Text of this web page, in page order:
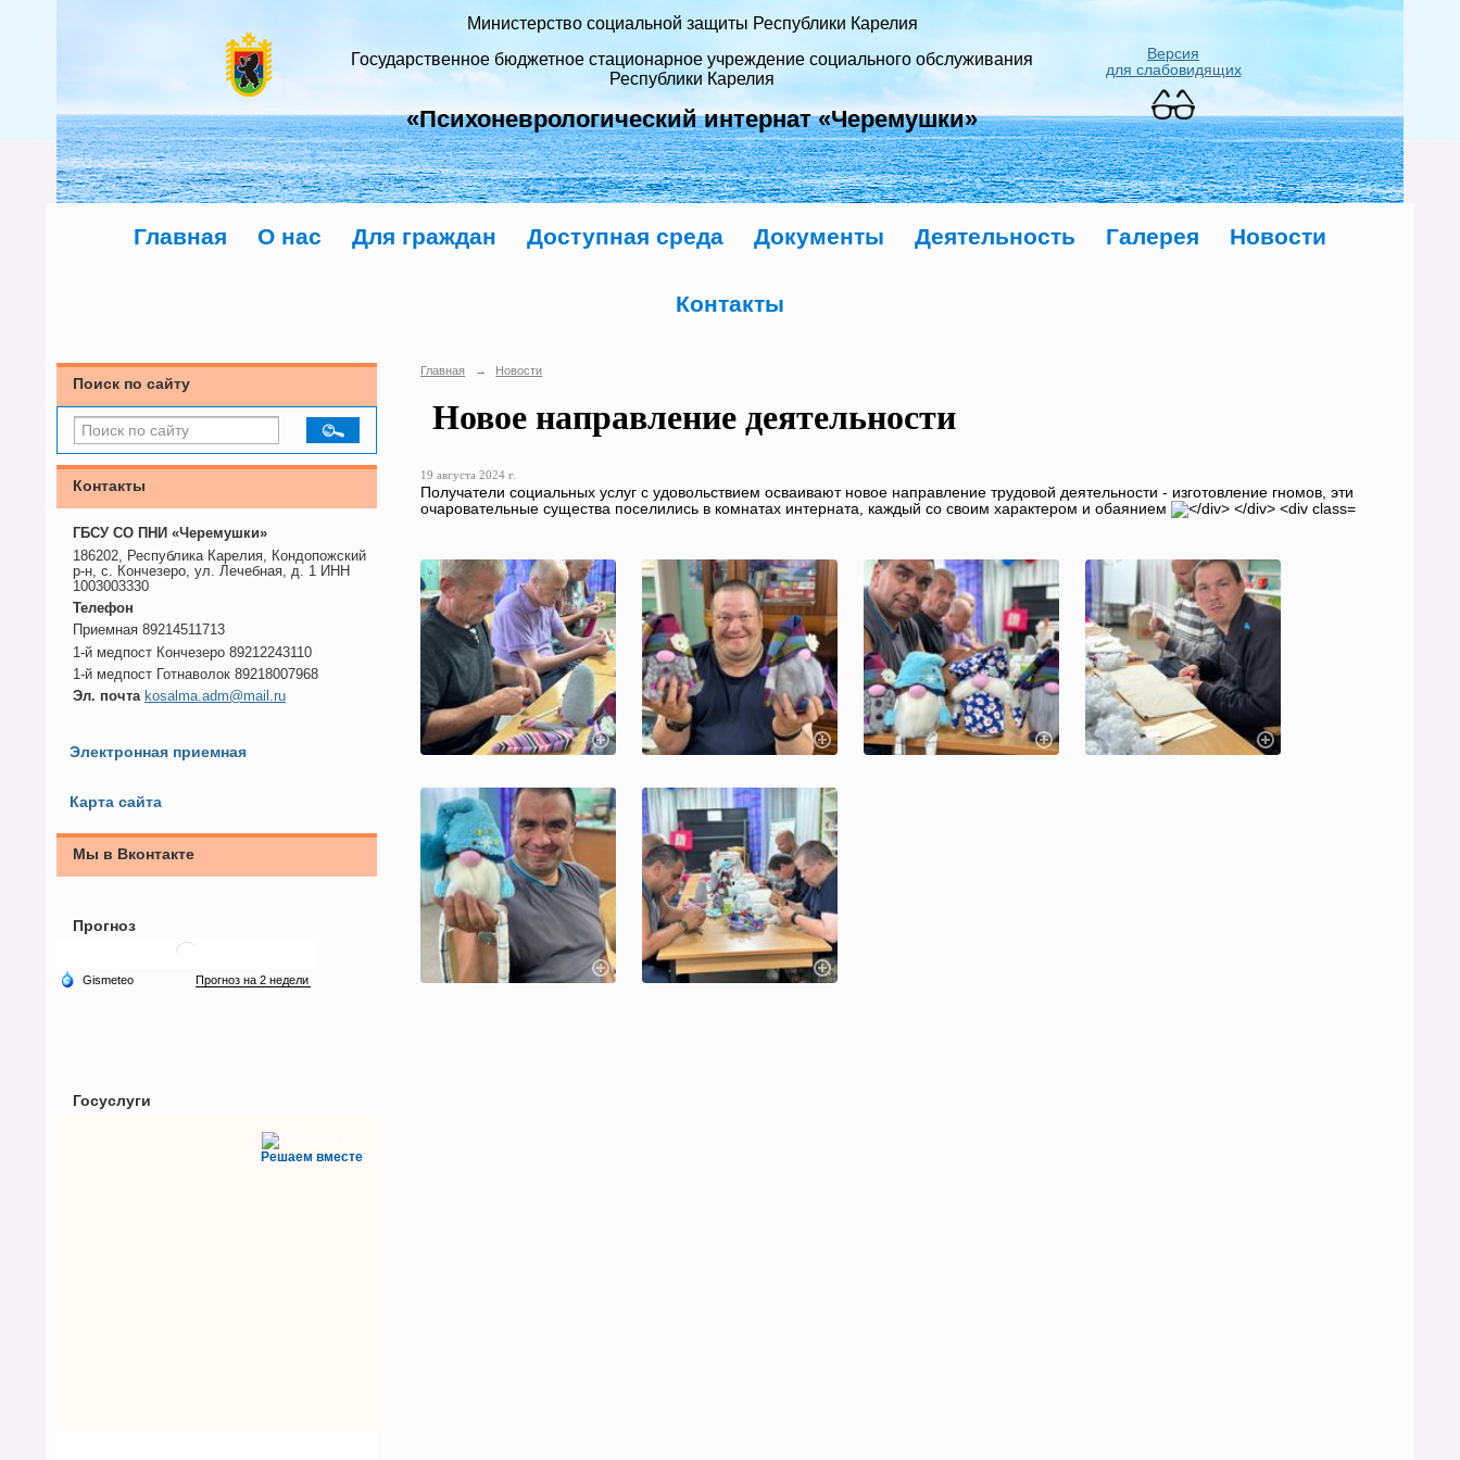
Министерство социальной защиты Республики Карелия
Государственное бюджетное стационарное учреждение социального обслуживания
Республики Карелия
«Психоневрологический интернат «Черемушки»
Версия
для слабовидящих
Главная О нас Для граждан Доступная среда Документы Деятельность Галерея Новости
Контакты
Поиск по сайту
Контакты
ГБСУ СО ПНИ «Черемушки»
186202, Республика Карелия, Кондопожский
р-н, с. Кончезеро, ул. Лечебная, д. 1 ИНН
1003003330
Телефон
Приемная 89214511713
1-й медпост Кончезеро 89212243110
1-й медпост Готнаволок 89218007968
Эл. почта kosalma.adm@mail.ru
Электронная приемная
Карта сайта
Мы в Вконтакте
Прогноз
Госуслуги
Решаем вместе
Главная → Новости
Новое направление деятельности
19 августа 2024 г.
Получатели социальных услуг с удовольствием осваивают новое направление трудовой деятельности - изготовление гномов, эти
очаровательные существа поселились в комнатах интерната, каждый со своим характером и обаянием